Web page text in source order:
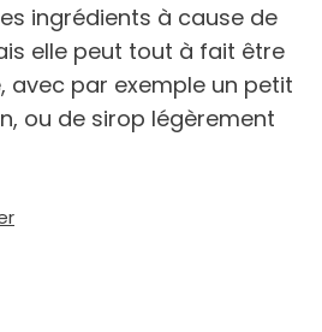
ingrédients à cause de
elle peut tout à fait être
avec par exemple un petit
ou de sirop légèrement